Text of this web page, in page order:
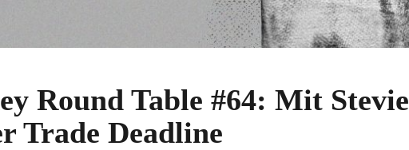
Round Table #64: Mit Stevie
Trade Deadline